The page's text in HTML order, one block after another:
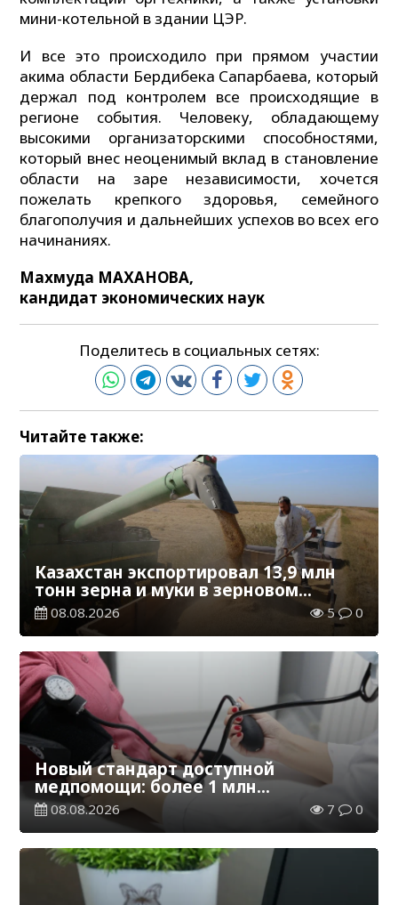
мини-котельной в здании ЦЭР.
И все это происходило при прямом участии
акима области Бердибека Сапарбаева, который
держал под контролем все происходящие в
регионе события. Человеку, обладающему
высокими организаторскими способностями,
который внес неоценимый вклад в становление
области на заре независимости, хочется
пожелать крепкого здоровья, семейного
благополучия и дальнейших успехов во всех его
начинаниях.
Махмуда МАХАНОВА,
кандидат экономических наук
Поделитесь в социальных сетях:
Читайте также:
Казахстан экспортировал 13,9 млн
тонн зерна и муки в зерновом
эквиваленте
08.08.2026 5 0
Новый стандарт доступной
медпомощи: более 1 млн
казахстанцев получили
телемедицинские услуги
08.08.2026 7 0